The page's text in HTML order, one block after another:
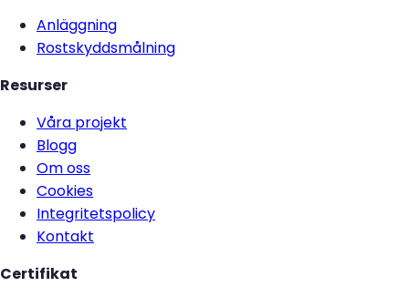
Anläggning
Rostskyddsmålning
Resurser
Våra projekt
Blogg
Om oss
Cookies
Integritetspolicy
Kontakt
Certifikat